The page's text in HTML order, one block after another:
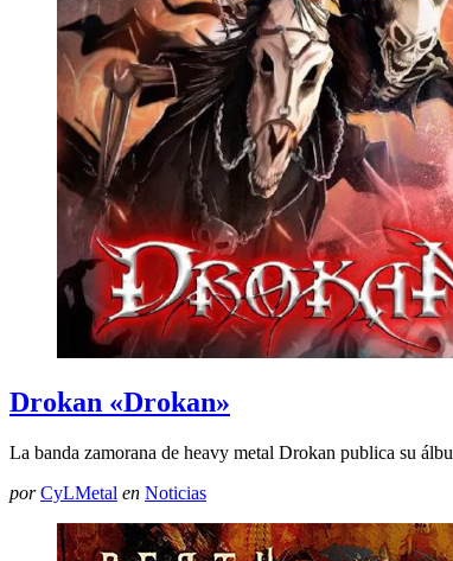
Drokan «Drokan»
La banda zamorana de heavy metal Drokan publica su
por CyLMetal en Noticias